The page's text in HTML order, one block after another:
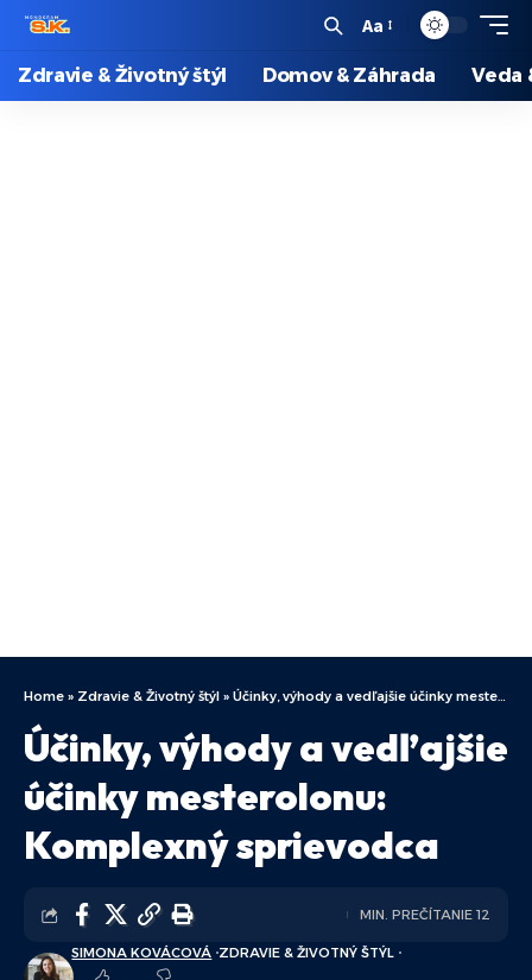
Aa
Zdravie & Životný štýl Domov & Záhrada Veda
Home » Zdravie & Životný štýl » Účinky, výhody a vedľajšie účinky mesterolonu: Komplexný sprievodca
Účinky, výhody a vedľajšie
účinky mesterolonu:
Komplexný sprievodca
SIMONA KOVÁCOVÁ ZDRAVIE & ŽIVOTNÝ ŠTÝL
MIN. PREČÍTANIE 12